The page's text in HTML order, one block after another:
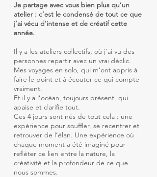
Je partage avec vous bien plus qu’un
atelier : c’est le condensé de tout ce que
j’ai vécu d’intense et de créatif cette
année.
Il y a les ateliers collectifs, où j’ai vu des
personnes repartir avec un vrai déclic.
Mes voyages en solo, qui m’ont appris à
faire le point et à écouter ce qui compte
vraiment.
Et il y a l’océan, toujours présent, qui
apaise et clarifie tout.
Ces 4 jours sont nés de tout cela : une
expérience pour souffler, se recentrer et
retrouver de l’élan. Une expérience où
chaque moment a été imaginé pour
refléter ce lien entre la nature, la
créativité et la profondeur de ce que
nous sommes.